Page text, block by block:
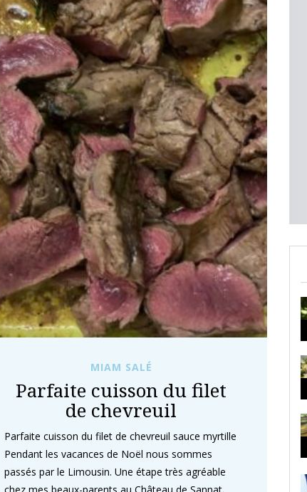
MIAM SALÉ
Parfaite cuisson du filet
de chevreuil
Parfaite cuisson du filet de chevreuil sauce myrtille
Pendant les vacances de Noël nous sommes
passés par le Limousin. Une étape très agréable